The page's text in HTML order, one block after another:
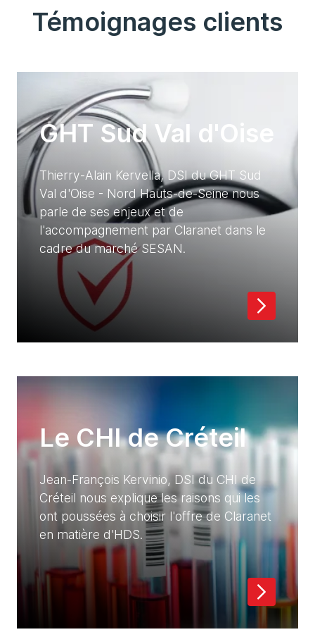
Témoignages clients
GHT Sud Val d'Oise
Thierry-Alain Kervella, DSI du GHT Sud
Val d'Oise - Nord Hauts-de-Seine nous
parle de ses enjeux et de
l'accompagnement par Claranet dans le
cadre du marché SESAN.
Le CHI de Créteil
Jean-François Kervinio, DSI du CHI de
Créteil nous explique les raisons qui les
ont poussées à choisir l'offre de Claranet
en matière d'HDS.